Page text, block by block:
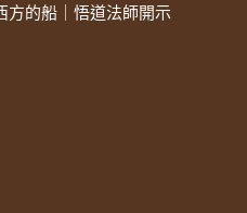
方的船｜悟道法師開示